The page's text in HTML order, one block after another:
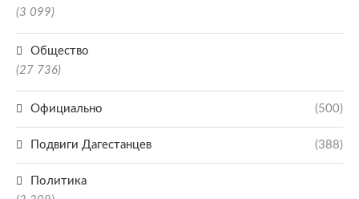
(3 099)
Общество
(27 736)
Официально (500)
Подвиги Дагестанцев (388)
Политика